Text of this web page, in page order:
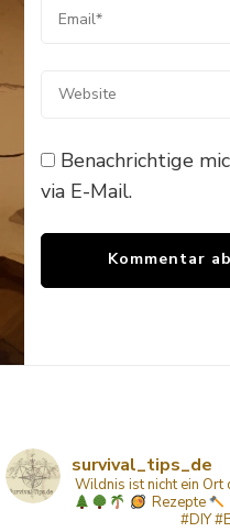
Benachrichtige
via E-Mail.
survival_tips_de
Wildnis ist nicht ein Ort
Rezepte
#DIY